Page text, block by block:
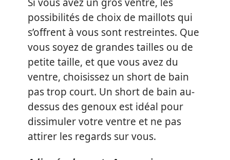
possibilités de choix de maillots qui
s’offrent à vous sont restreintes. Que
vous soyez de grandes tailles ou de
petite taille, et que vous avez du
ventre, choisissez un short de bain
pas trop court. Un short de bain au-
dessus des genoux est idéal pour
dissimuler votre ventre et ne pas
attirer les regards sur vous.